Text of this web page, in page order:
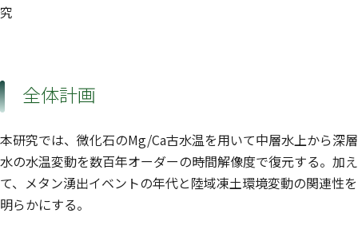
究
全体計画
本研究では、微化石のMg/Ca古水温を用いて中層水上から深層
水の水温変動を数百年オーダーの時間解像度で復元する。加え
て、メタン湧出イベントの年代と陸域凍土環境変動の関連性を
明らかにする。